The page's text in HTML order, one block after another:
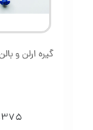
گیره ارلن و